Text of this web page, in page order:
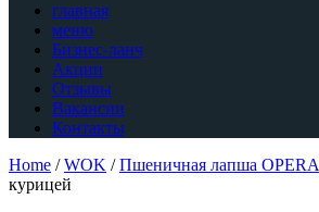
главная
меню
Бизнес-ланч
Акции
Отзывы
Вакансии
Контакты
Home /WOK /Пшеничная лапша OPERA
курицей